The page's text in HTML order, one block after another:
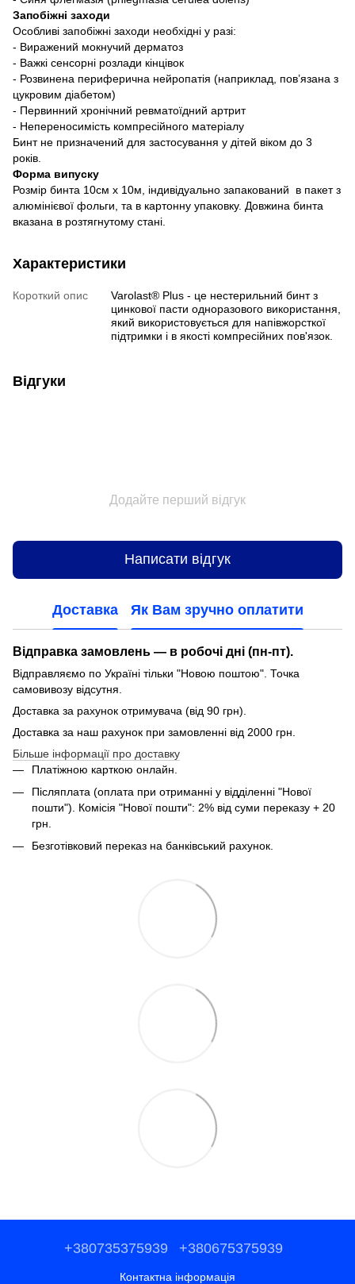
Запобіжні заходи
Особливі запобіжні заходи необхідні у разі:
- Виражений мокнучий дерматоз
- Важкі сенсорні розлади кінцівок
- Розвинена периферична нейропатія (наприклад, пов’язана з
цукровим діабетом)
- Первинний хронічний ревматоїдний артрит
- Непереносимість компресійного матеріалу
Бинт не призначений для застосування у дітей віком до 3
років.
Форма випуску
Розмір бинта 10см х 10м, індивідуально запакований в пакет з
алюмінієвої фольги, та в картонну упаковку. Довжина бинта
вказана в розтягнутому стані.
Характеристики
Короткий опис
Varolast® Plus - це нестерильний бинт з
цинкової пасти одноразового використання,
який використовується для напівжорсткої
підтримки і в якості компресійних пов'язок.
Відгуки
Додайте перший відгук
Написати відгук
Доставка Як Вам зручно оплатити
Відправка замовлень — в робочі дні (пн-пт).
Відправляємо по Україні тільки "Новою поштою". Точка
самовивозу відсутня.
Доставка за рахунок отримувача (від 90 грн).
Доставка за наш рахунок при замовленні від 2000 грн.
Більше інформації про доставку
Платіжною карткою онлайн.
Післяплата (оплата при отриманні у відділенні "Нової
пошти"). Комісія "Нової пошти": 2% від суми переказу + 20
грн.
Безготівковий переказ на банківський рахунок.
+380735375939 +380675375939
Контактна інформація